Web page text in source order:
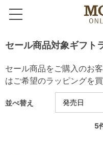
セール商品対象ギフト
セール商品をご購入のお
はご希望のラッピングを
並べ替え
5